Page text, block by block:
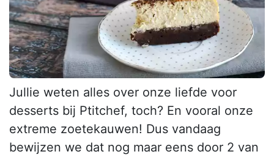
Jullie weten alles over onze liefde voor
desserts bij Ptitchef, toch? En vooral onze
extreme zoetekauwen! Dus vandaag
bewijzen we dat nog maar eens door 2 van